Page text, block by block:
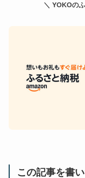
＼ YOKOの
この記事を書